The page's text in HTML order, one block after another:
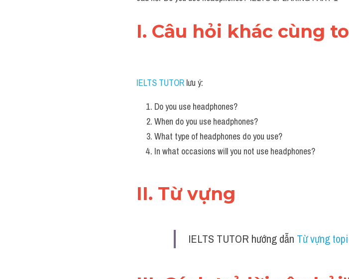
câu hỏi"Do you use headphones?"IELTS SPEAKING PART 1
I. Câu hỏi khác cùng
lưu ý:
Do you use headphones?
When do you use headphones?
What type of headphones do you use?
In what occasions will you not use headphones?
II. Từ vựng
IELTS TUTOR hướng dẫn Từ vựng